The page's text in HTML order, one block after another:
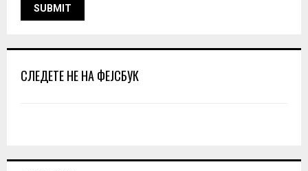
СЛЕДЕТЕ НЕ НА ФЕЈСБУК